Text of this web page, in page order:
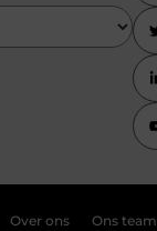
Over ons Ons team